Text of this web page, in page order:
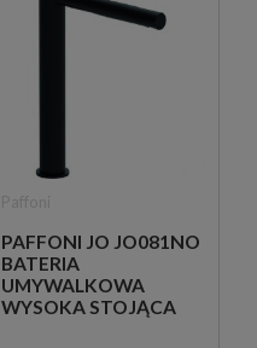
PAFFONI JO JO081NO
BATERIA
UMYWALKOWA
WYSOKA STOJĄCA